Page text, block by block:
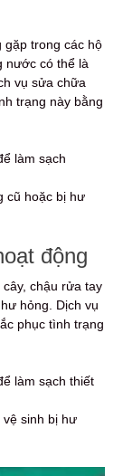
gặp trong các hộ
nước có thể là
vụ sửa chữa
trạng này bằng
làm sạch
cũ hoặc bị hư
động
chậu rửa tay
hỏng. Dịch vụ
phục tình trạng
làm sạch thiết
vệ sinh bị hư